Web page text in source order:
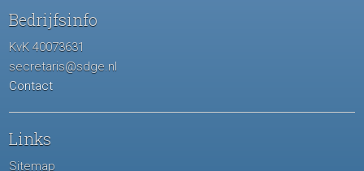
Bedrijfsinfo
KvK 40073631
secretaris@sdge.nl
Contact
Links
Sitemap